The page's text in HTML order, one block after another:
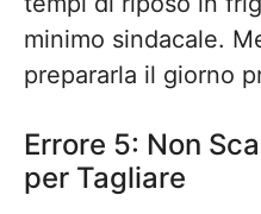
minimo sindacale.
prepararla il giorno
Errore 5: Non
per Tagliare